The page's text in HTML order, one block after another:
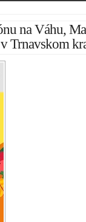
na Váhu,
Trnavskom